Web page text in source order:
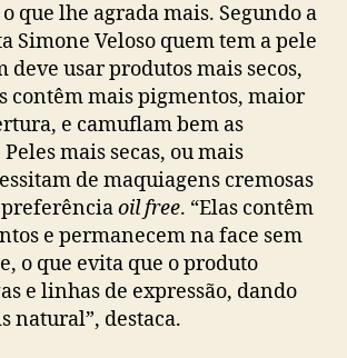
que lhe agrada mais. Segundo a
Simone Veloso quem tem a pele
deve usar produtos mais secos,
contêm mais pigmentos, maior
e camuflam bem as
mais secas, ou mais
de maquiagens cremosas
oil free. “Elas contêm
e permanecem na face sem
o que evita que o produto
e linhas de expressão, dando
natural”, destaca.